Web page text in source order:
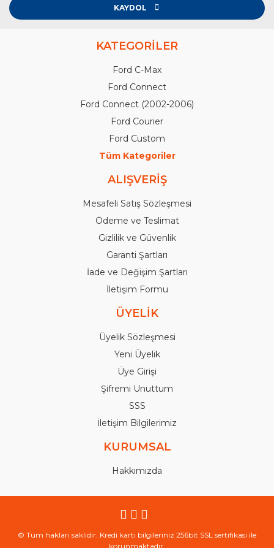
KAYDOL
KATEGORİLER
Ford C-Max
Ford Connect
Ford Connect (2002-2006)
Ford Courier
Ford Custom
Tüm Kategoriler
ALIŞVERİŞ
Mesafeli Satış Sözleşmesi
Ödeme ve Teslimat
Gizlilik ve Güvenlik
Garanti Şartları
İade ve Değişim Şartları
İletişim Formu
ÜYELİK
Üyelik Sözleşmesi
Yeni Üyelik
Üye Girişi
Şifremi Unuttum
SSS
İletişim Bilgilerimiz
KURUMSAL
Hakkımızda
© Tüm hakları saklıdır. Kredi kartı bilgileriniz 256bit SSL sertifikası ile
korunmaktadır.